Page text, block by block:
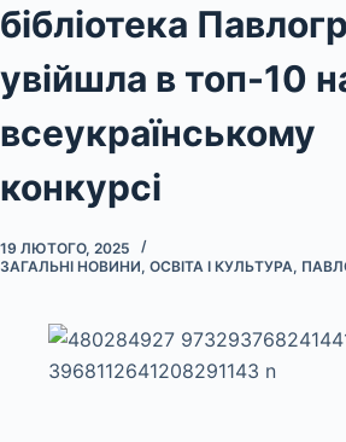
бібліотека
увійшла в топ-10
всеукраїнському
конкурсі
19 ЛЮТОГО, 2025
ЗАГАЛЬНІ НОВИНИ, ОСВІТА І КУЛЬТУРА,